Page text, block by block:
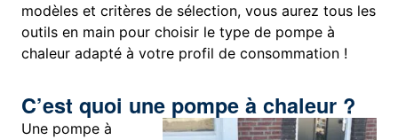
modèles et critères de sélection, vous aurez tous les
outils en main pour choisir le type de pompe à
chaleur adapté à votre profil de consommation !
C’est quoi une pompe à chaleur ?
Une pompe à